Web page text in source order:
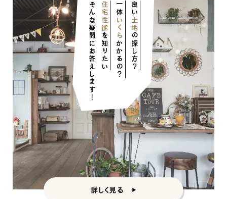
住宅性能
を知りたい
一体
いくら
かかるの？
良い
土地
の探し方？
そんな疑問にお答えします！
詳しく見る